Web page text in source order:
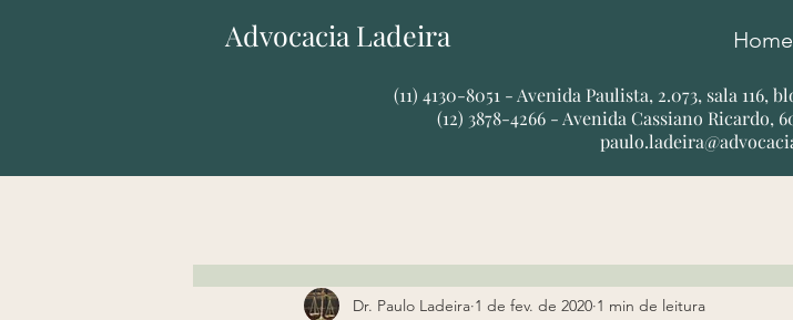
Advocacia Ladeira Home
​​(11) 4130-8051 - Avenida Paulista, 2.073, sala 116,
(12) 3878-4266 - Avenida Cassiano Ricardo,
Dr. Paulo Ladeira 1 de fev. de 2020 1 min de leitura